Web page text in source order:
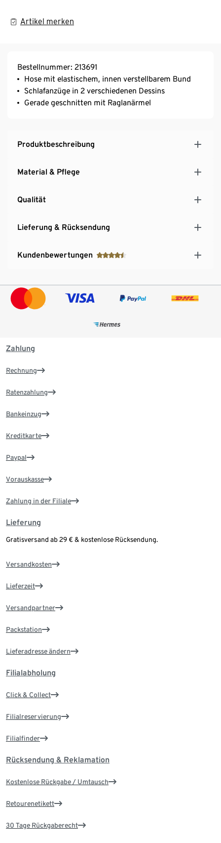
Artikel merken
Bestellnummer: 213691
Hose mit elastischem, innen verstellbarem Bund
Schlafanzüge in 2 verschiedenen Dessins
Gerade geschnitten mit Raglanärmel
Produktbeschreibung
Material & Pflege
Qualität
Lieferung & Rücksendung
Kundenbewertungen
Zahlung
Rechnung
Ratenzahlung
Bankeinzug
Kreditkarte
Paypal
Vorauskasse
Zahlung in der Filiale
Lieferung
Gratisversand ab 29 € & kostenlose Rücksendung.
Versandkosten
Lieferzeit
Versandpartner
Packstation
Lieferadresse ändern
Filialabholung
Click & Collect
Filialreservierung
Filialfinder
Rücksendung & Reklamation
Kostenlose Rückgabe / Umtausch
Retourenetikett
30 Tage Rückgaberecht